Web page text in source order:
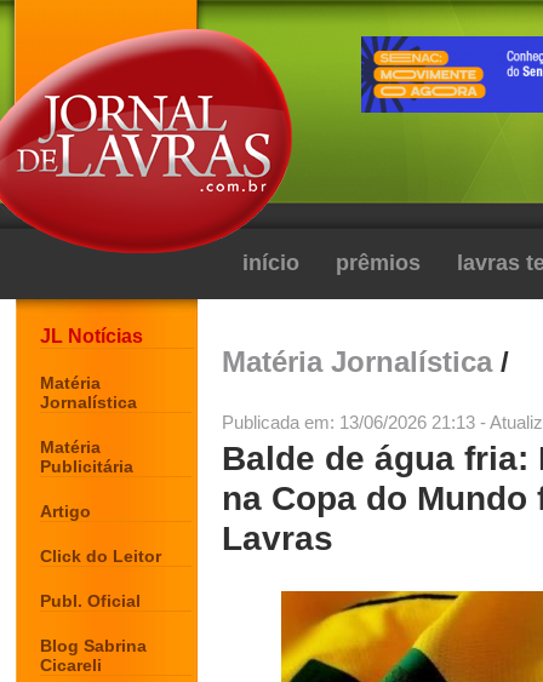
início prêmios lavras
JL Notícias
Matéria
Jornalística
Matéria
Publicitária
Artigo
Click do Leitor
Publ. Oficial
Blog Sabrina
Cicareli
Matéria Jornalística/
Publicada em: 13/06/2026 21:13 -
Balde de água
na Copa do
Lavras